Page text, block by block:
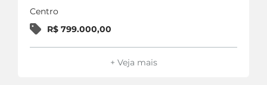
Centro
R$ 799.000,00
+ Veja mais